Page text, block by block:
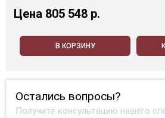
Цена 805 548 p.
В КОРЗИНУ
Остались вопросы?
Получите консультацию нашего